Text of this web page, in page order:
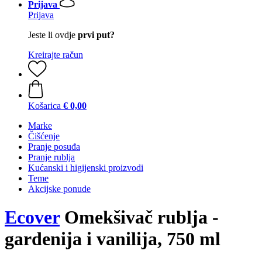
Prijava
Prijava
Jeste li ovdje prvi put?
Kreirajte račun
Košarica € 0,00
Marke
Čišćenje
Pranje posuđa
Pranje rublja
Kućanski i higijenski proizvodi
Teme
Akcijske ponude
EcoverOmekšivač rublja -
gardenija i vanilija, 750 ml